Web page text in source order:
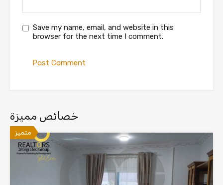
Save my name, email, and website in this
browser for the next time I comment.
خصائص مميزة
متميز